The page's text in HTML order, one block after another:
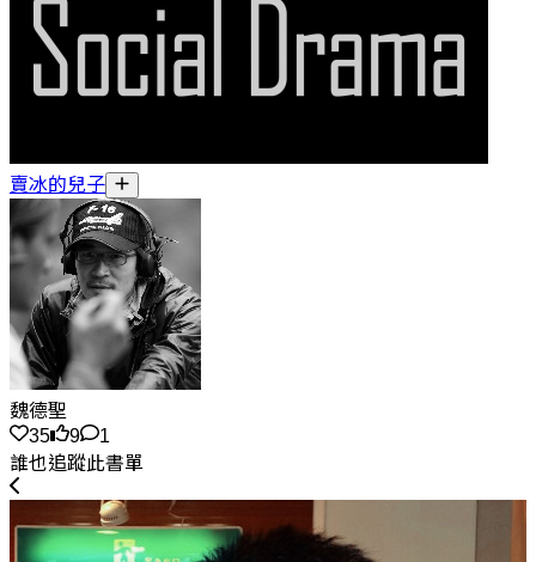
賣冰的兒子
魏德聖
35
9
1
誰也追蹤此書單